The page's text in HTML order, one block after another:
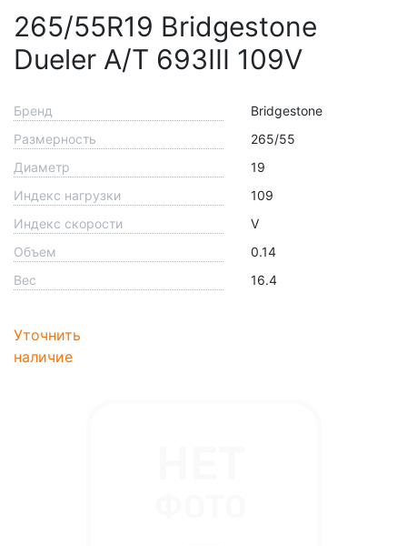
265/55R19 Bridgestone
Dueler A/T 693III 109V
Бренд
Bridgestone
Размерность
265/55
Диаметр
19
Индекс нагрузки
109
Индекс скорости
V
Объем
0.14
Вес
16.4
Уточнить
наличие